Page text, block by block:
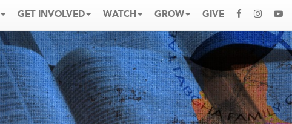
GET INVOLVED WATCH GROW GIVE